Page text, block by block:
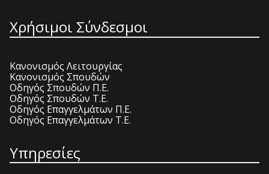
Χρήσιμοι Σύνδεσμοι
Κανονισμός Λειτουργίας
Κανονισμός Σπουδών
Οδηγός Σπουδών Π.Ε.
Οδηγός Σπουδών Τ.Ε.
Οδηγός Επαγγελμάτων Π.Ε.
Οδηγός Επαγγελμάτων Τ.Ε.
Υπηρεσίες